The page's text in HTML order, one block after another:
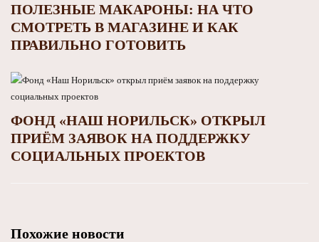
ПОЛЕЗНЫЕ МАКАРОНЫ: НА ЧТО
СМОТРЕТЬ В МАГАЗИНЕ И КАК
ПРАВИЛЬНО ГОТОВИТЬ
ФОНД «НАШ НОРИЛЬСК» ОТКРЫЛ
ПРИЁМ ЗАЯВОК НА ПОДДЕРЖКУ
СОЦИАЛЬНЫХ ПРОЕКТОВ
Похожие новости